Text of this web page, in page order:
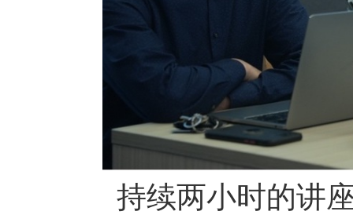
持续两小时的讲